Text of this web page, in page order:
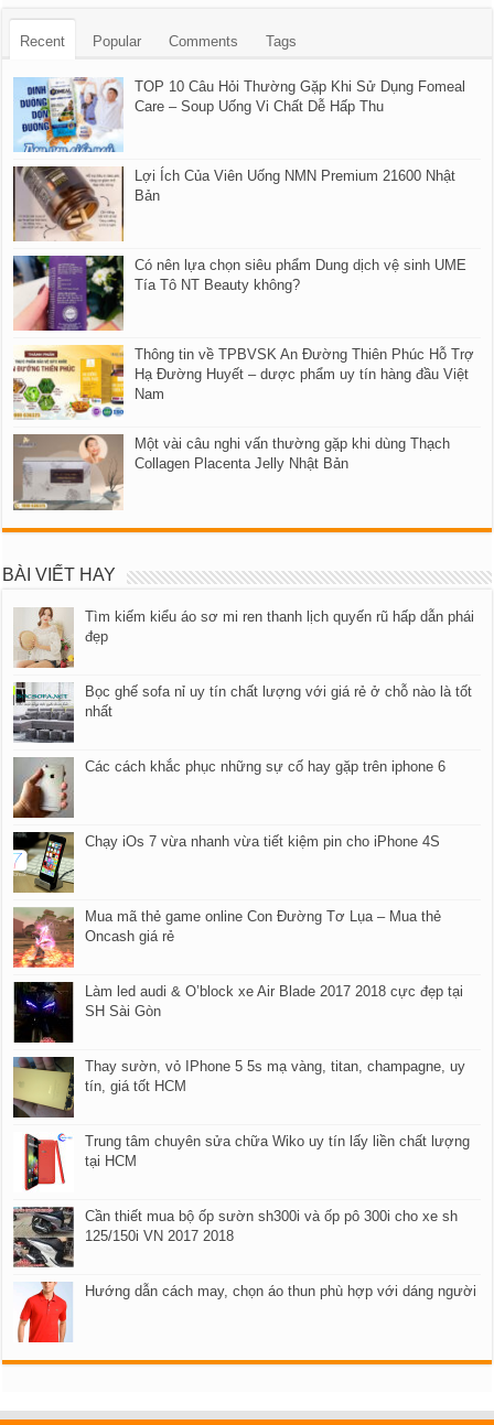
Recent Popular Comments Tags
TOP 10 Câu Hỏi Thường Gặp Khi Sử Dụng Fomeal
Care – Soup Uống Vi Chất Dễ Hấp Thu
Lợi Ích Của Viên Uống NMN Premium 21600 Nhật
Bản
Có nên lựa chọn siêu phẩm Dung dịch vệ sinh UME
Tía Tô NT Beauty không?
Thông tin về TPBVSK An Đường Thiên Phúc Hỗ Trợ
Hạ Đường Huyết – dược phẩm uy tín hàng đầu Việt
Nam
Một vài câu nghi vấn thường gặp khi dùng Thạch
Collagen Placenta Jelly Nhật Bản
BÀI VIẾT HAY
Tìm kiếm kiểu áo sơ mi ren thanh lịch quyến rũ hấp dẫn phái
đẹp
Bọc ghế sofa nỉ uy tín chất lượng với giá rẻ ở chỗ nào là tốt
nhất
Các cách khắc phục những sự cố hay gặp trên iphone 6
Chạy iOs 7 vừa nhanh vừa tiết kiệm pin cho iPhone 4S
Mua mã thẻ game online Con Đường Tơ Lụa – Mua thẻ
Oncash giá rẻ
Làm led audi & O’block xe Air Blade 2017 2018 cực đẹp tại
SH Sài Gòn
Thay sườn, vỏ IPhone 5 5s mạ vàng, titan, champagne, uy
tín, giá tốt HCM
Trung tâm chuyên sửa chữa Wiko uy tín lấy liền chất lượng
tại HCM​
Cần thiết mua bộ ốp sườn sh300i và ốp pô 300i cho xe sh
125/150i VN 2017 2018
Hướng dẫn cách may, chọn áo thun phù hợp với dáng người